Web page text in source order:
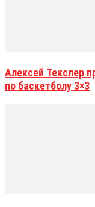
Алексей Текслер
по баскетболу 3×3